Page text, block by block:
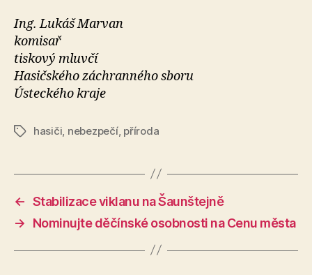
Ing. Lukáš Marvan
komisař
tiskový mluvčí
Hasičského záchranného sboru
Ústeckého kraje
Štítkyhasiči nebezpečí, příroda
← Stabilizace viklanu na Šaunštejně
→
Nominujte děčínské osobnosti na Cenu města